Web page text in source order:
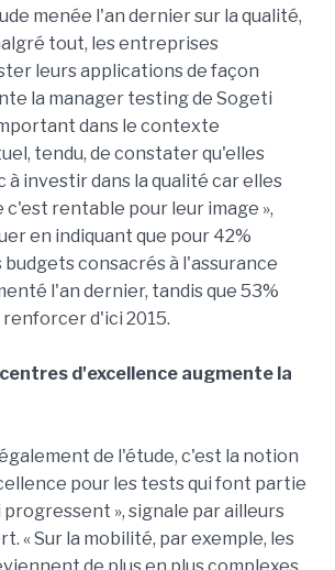
menée l'an dernier sur la qualité,
tout, les entreprises
leurs applications de façon
la manager testing de Sogeti
dans le contexte
tendu, de constater qu'elles
investir dans la qualité car elles
rentable pour leur image »,
en indiquant que pour 42%
consacrés à l'assurance
l'an dernier, tandis que 53%
d'ici 2015.
d'excellence augmente la
de l'étude, c'est la notion
pour les tests qui font partie
», signale par ailleurs
« Sur la mobilité, par exemple, les